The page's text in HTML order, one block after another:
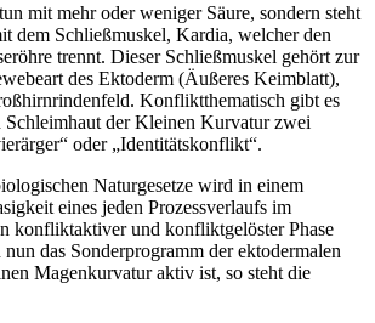
mit mehr oder weniger Säure, sondern steht
dem Schließmuskel, Kardia, welcher den
trennt. Dieser Schließmuskel gehört zur
des Ektoderm (Äußeres Keimblatt),
Konfliktthematisch gibt es
Schleimhaut der Kleinen Kurvatur zwei
oder „Identitätskonflikt“.
Naturgesetze wird in einem
eines jeden Prozessverlaufs im
konfliktaktiver und konfliktgelöster Phase
das Sonderprogramm der ektodermalen
Magenkurvatur aktiv ist, so steht die